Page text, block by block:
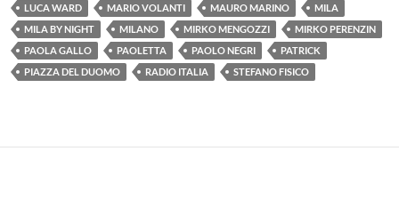
LUCA WARD
MARIO VOLANTI MAURO MARINO
MILA
MILA BY NIGHT
MILANO MIRKO MENGOZZI
MIRKO PERENZIN
PAOLA GALLO
PAOLETTA PAOLO NEGRI
PATRICK
PIAZZA DEL DUOMO
RADIO ITALIA STEFANO FISICO